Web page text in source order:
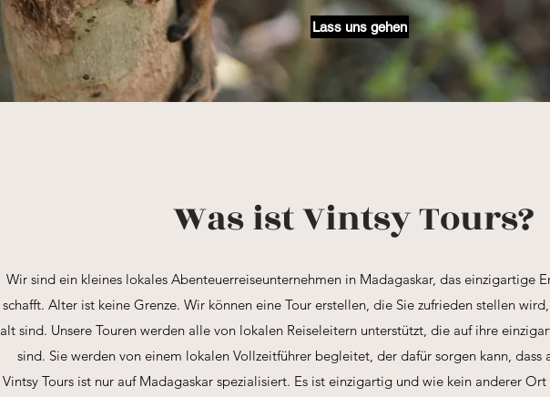
Lass uns gehen
Was ist Vintsy Tours?
Wir sind ein kleines lokales Abenteuerreiseunternehmen in Madagaskar, das einzigartige
schafft. Alter ist keine Grenze. Wir können eine Tour erstellen, die Sie zufrieden stellen
alt sind. Unsere Touren werden alle von lokalen Reiseleitern unterstützt, die auf ihre
sind. Sie werden von einem lokalen Vollzeitführer begleitet, der dafür sorgen kann, dass
Vintsy Tours ist nur auf Madagaskar spezialisiert. Es ist einzigartig und wie kein anderer